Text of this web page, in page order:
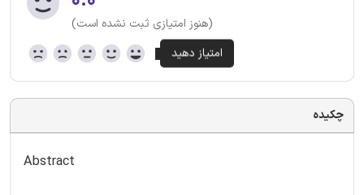
(هنوز امتیازی ثبت نشده است)
چکیده
Abstract